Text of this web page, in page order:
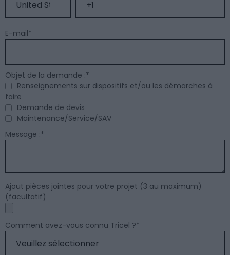
E-mail*
Objet de la demande :*
Renseignements sur dispositifs et/ou les démarches à
faire
Demande de devis
Maintenance/Service/SAV
Message :*
Ajout pièces jointes pour votre projet (3 au maximum)
(facultatif)
Comment avez-vous connu Tricel ?*